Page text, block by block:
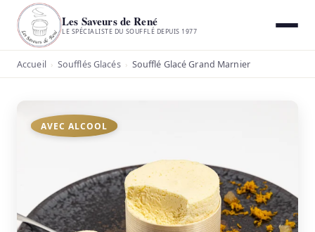
Les Saveurs de René
LE SPÉCIALISTE DU SOUFFLÉ DEPUIS 1977
Accueil › Soufflés Glacés › Soufflé Glacé Grand Marnier
AVEC ALCOOL